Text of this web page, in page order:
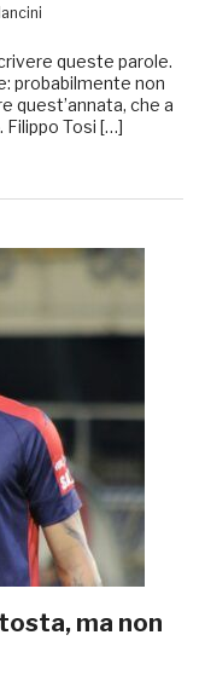
queste parole.
probabilmente non
quest’annata, che a
Filippo Tosi […]
ma non